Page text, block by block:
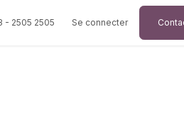
- 2505 2505 Se connecter